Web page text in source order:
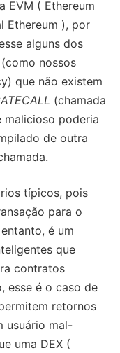
EVM ( Ethereum
Ethereum ), por
alguns dos
nossos
que não existem
(chamada
malicioso poderia
de outra
típicos, pois
para o
é um
que
contratos
esse é o caso de
retornos
usuário mal-
uma DEX (